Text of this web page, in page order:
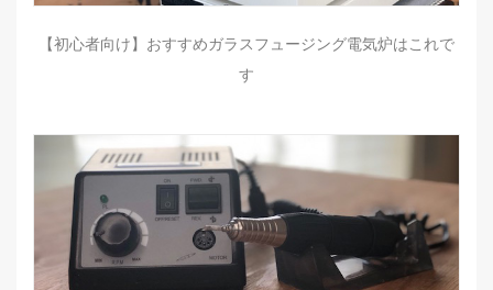
【初心者向け】おすすめガラスフュージング電気炉はこれで
す